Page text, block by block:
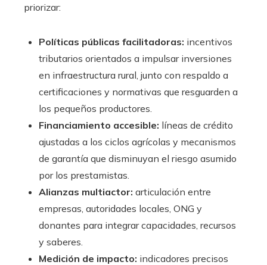
priorizar:
Políticas públicas facilitadoras: incentivos
tributarios orientados a impulsar inversiones
en infraestructura rural, junto con respaldo a
certificaciones y normativas que resguarden a
los pequeños productores.
Financiamiento accesible: líneas de crédito
ajustadas a los ciclos agrícolas y mecanismos
de garantía que disminuyan el riesgo asumido
por los prestamistas.
Alianzas multiactor: articulación entre
empresas, autoridades locales, ONG y
donantes para integrar capacidades, recursos
y saberes.
Medición de impacto: indicadores precisos